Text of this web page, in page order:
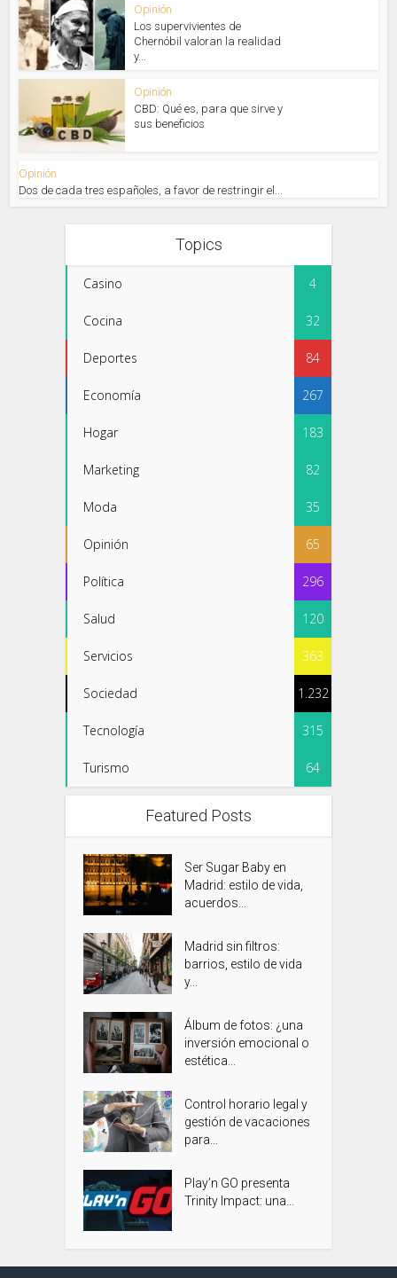
Opinión
Los supervivientes de
Chernóbil valoran la realidad
y...
Opinión
CBD: Qué es, para que sirve y
sus beneficios
Opinión
Dos de cada tres españoles, a favor de restringir el...
Topics
Casino 4
Cocina 32
Deportes 84
Economía 267
Hogar 183
Marketing 82
Moda 35
Opinión 65
Política 296
Salud 120
Servicios 363
Sociedad 1.232
Tecnología 315
Turismo 64
Featured Posts
Ser Sugar Baby en
Madrid: estilo de vida,
acuerdos...
Madrid sin filtros:
barrios, estilo de vida
y...
Álbum de fotos: ¿una
inversión emocional o
estética...
Control horario legal y
gestión de vacaciones
para...
Play’n GO presenta
Trinity Impact: una...